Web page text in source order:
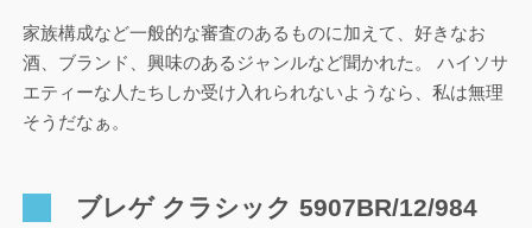
家族構成など一般的な審査のあるものに加えて、好きなお
酒、ブランド、興味のあるジャンルなど聞かれた。 ハイソサ
エティーな人たちしか受け入れられないようなら、私は無理
そうだなぁ。
ブレゲ クラシック 5907BR/12/984